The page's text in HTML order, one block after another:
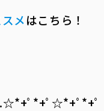
メはこちら！
ﾟ*+ﾟ☆*+ﾟ*+ﾟ